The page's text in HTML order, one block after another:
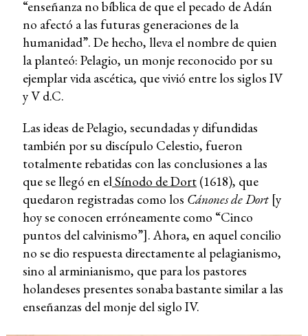
“enseñanza no bíblica de que el pecado de Adán
no afectó a las futuras generaciones de la
humanidad”. De hecho, lleva el nombre de quien
la planteó: Pelagio, un monje reconocido por su
ejemplar vida ascética, que vivió entre los siglos IV
y V d.C.
Las ideas de Pelagio, secundadas y difundidas
también por su discípulo Celestio, fueron
totalmente rebatidas con las conclusiones a las
que se llegó en elSínodo de Dort(1618), que
quedaron registradas como los Cánones de Dort[y
hoy se conocen erróneamente como “Cinco
puntos del calvinismo”]. Ahora, en aquel concilio
no se dio respuesta directamente al pelagianismo,
sino al arminianismo, que para los pastores
holandeses presentes sonaba bastante similar a las
enseñanzas del monje del siglo IV.